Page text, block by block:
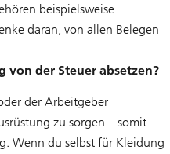
beispielsweise
daran, von allen Belegen
von der Steuer absetzen?
der Arbeitgeber
zu sorgen – somit
Wenn du selbst für Kleidung